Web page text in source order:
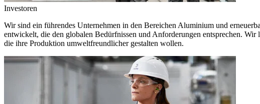
Investoren
Wir sind ein führendes Unternehmen in den Bereichen Aluminium und
entwickelt, die den globalen Bedürfnissen und Anforderungen entsprechen.
die ihre Produktion umweltfreundlicher gestalten wollen.